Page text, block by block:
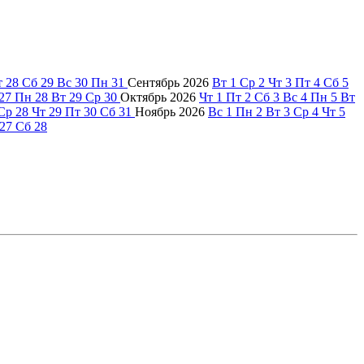
28 Сб 29 Вс 30 Пн 31 Сентябрь 2026 Вт 1 Ср 2 Чт 3 Пт 4 Сб 5
27 Пн 28 Вт 29 Ср 30 Октябрь 2026 Чт 1 Пт 2 Сб 3 Вс 4 Пн 5 Вт
28 Чт 29 Пт 30 Сб 31 Ноябрь 2026 Вс 1 Пн 2 Вт 3 Ср 4 Чт 5
27 Сб 28